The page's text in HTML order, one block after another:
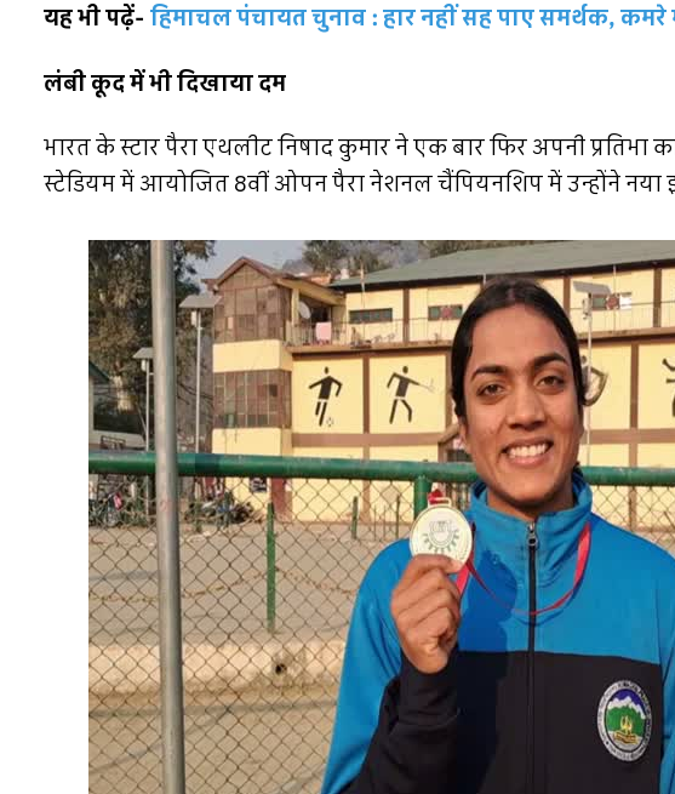
यह भी पढ़ें- हिमाचल पंचायत चुनाव : हार नहीं सह पाए समर्थक, कमरे
लंबी कूद में भी दिखाया दम
भारत के स्टार पैरा एथलीट निषाद कुमार ने एक बार फिर अपनी
स्टेडियम में आयोजित 8वीं ओपन पैरा नेशनल चैंपियनशिप में उन्होंने नया